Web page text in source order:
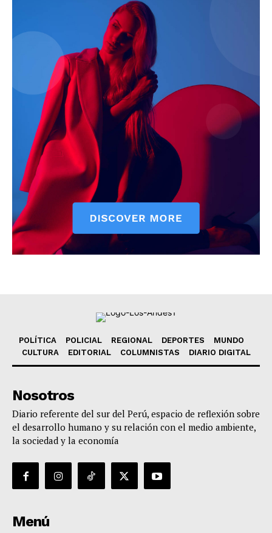
POLÍTICA POLICIAL REGIONAL DEPORTES
MUNDO
CULTURA
EDITORIAL COLUMNISTAS DIARIO DIGITAL
Nosotros
Diario referente del sur del Perú, espacio de reflexión sobre
el desarrollo humano y su relación con el medio ambiente,
la sociedad y la economía
Menú